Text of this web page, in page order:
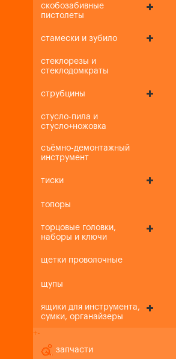
скобозабивные
пистолеты
стамески и зубило
стеклорезы и
стеклодомкраты
струбцины
стусло-пила и
стусло+ножовка
съёмно-демонтажный
инструмент
тиски
топоры
торцовые головки,
наборы и ключи
щетки проволочные
щупы
ящики для инструмента,
сумки, органайзеры
+-
запчасти